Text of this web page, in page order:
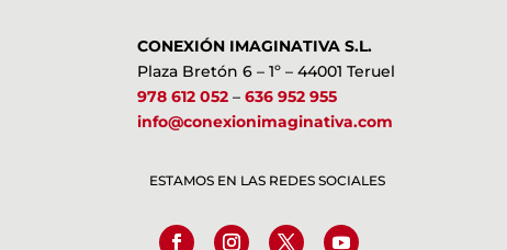
CONEXIÓN IMAGINATIVA S.L.
Plaza Bretón 6 – 1º – 44001 Teruel
978 612 052– 636 952 955
info@conexionimaginativa.com
ESTAMOS EN LAS REDES SOCIALES